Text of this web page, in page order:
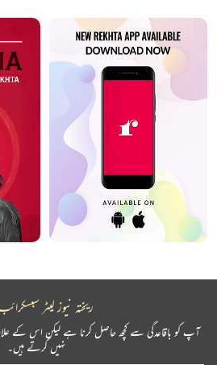
ریختہ نیوز لیٹر
آپ کو باقاعدگی سے کچھ حاصل کرنا ہے لیکن اس کے
نہیں کرتے ہیں۔